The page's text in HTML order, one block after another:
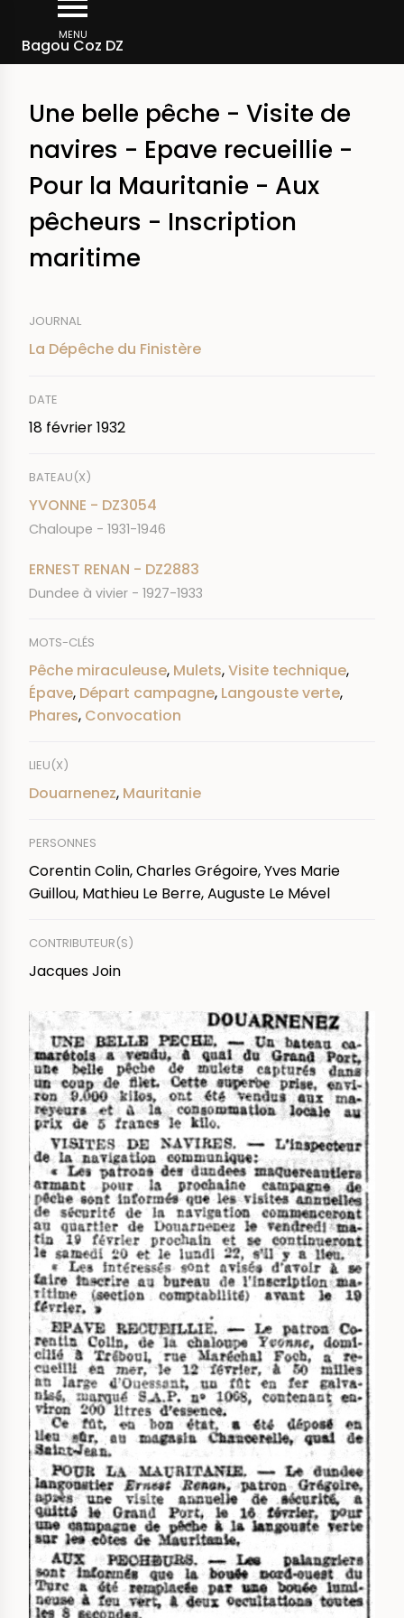
contenu
MENU
Bagou Coz DZ
d'Ariane
Rechercher dans la presse
Une belle pêche - Visite de
navires - Epave recueillie -
Pour la Mauritanie - Aux
pêcheurs - Inscription
maritime
JOURNAL
La Dépêche du Finistère
DATE
18 février 1932
BATEAU(X)
YVONNE - DZ3054
Chaloupe - 1931-1946
ERNEST RENAN - DZ2883
Dundee à vivier - 1927-1933
MOTS-CLÉS
Pêche miraculeuse, Mulets,Visite technique,
Épave, Départ campagne, Langouste verte,
Phares, Convocation
LIEU(X)
Douarnenez, Mauritanie
PERSONNES
Corentin Colin, Charles Grégoire, Yves Marie
Guillou, Mathieu Le Berre, Auguste Le Mével
CONTRIBUTEUR(S)
Jacques Join
IMAGE